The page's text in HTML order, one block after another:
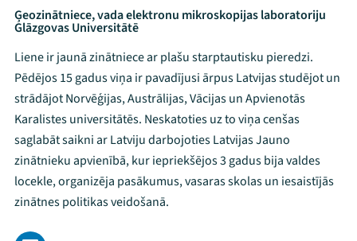
Mana programma
Ģeozinātniece, vada elektronu mikroskopijas laboratoriju
Glāzgovas Universitātē
Liene ir jaunā zinātniece ar plašu starptautisku pieredzi.
Pēdējos 15 gadus viņa ir pavadījusi ārpus Latvijas studējot un
strādājot Norvēģijas, Austrālijas, Vācijas un Apvienotās
Karalistes universitātēs. Neskatoties uz to viņa cenšas
saglabāt saikni ar Latviju darbojoties Latvijas Jauno
zinātnieku apvienībā, kur iepriekšējos 3 gadus bija valdes
locekle, organizēja pasākumus, vasaras skolas un iesaistījās
zinātnes politikas veidošanā.